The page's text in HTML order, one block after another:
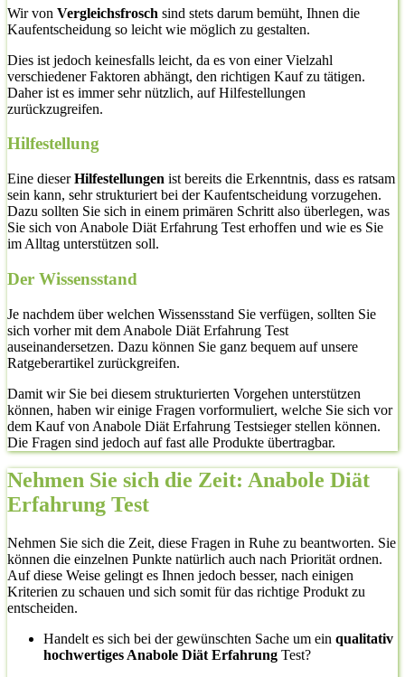
Wir von Vergleichsfrosch sind stets darum bemüht, Ihnen die
Kaufentscheidung so leicht wie möglich zu gestalten.
Dies ist jedoch keinesfalls leicht, da es von einer Vielzahl
verschiedener Faktoren abhängt, den richtigen Kauf zu tätigen.
Daher ist es immer sehr nützlich, auf Hilfestellungen
zurückzugreifen.
Hilfestellung
Eine dieserHilfestellungen ist bereits die Erkenntnis, dass es ratsam
sein kann, sehr strukturiert bei der Kaufentscheidung vorzugehen.
Dazu sollten Sie sich in einem primären Schritt also überlegen, was
Sie sich von Anabole Diät Erfahrung Test erhoffen und wie es Sie
im Alltag unterstützen soll.
Der Wissensstand
Je nachdem über welchen Wissensstand Sie verfügen, sollten Sie
sich vorher mit dem Anabole Diät Erfahrung Test
auseinandersetzen. Dazu können Sie ganz bequem auf unsere
Ratgeberartikel zurückgreifen.
Damit wir Sie bei diesem strukturierten Vorgehen unterstützen
können, haben wir einige Fragen vorformuliert, welche Sie sich vor
dem Kauf von Anabole Diät Erfahrung Testsieger stellen können.
Die Fragen sind jedoch auf fast alle Produkte übertragbar.
Nehmen Sie sich die Zeit: Anabole Diät
Erfahrung Test
Nehmen Sie sich die Zeit, diese Fragen in Ruhe zu beantworten. Sie
können die einzelnen Punkte natürlich auch nach Priorität ordnen.
Auf diese Weise gelingt es Ihnen jedoch besser, nach einigen
Kriterien zu schauen und sich somit für das richtige Produkt zu
entscheiden.
Handelt es sich bei der gewünschten Sache um ein qualitativ
hochwertiges Anabole Diät Erfahrung Test?